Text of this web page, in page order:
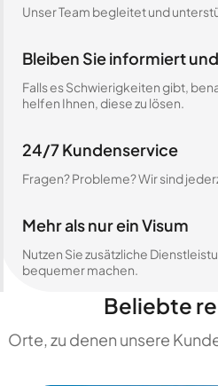
Unser Team begleitet und
Bleiben Sie informiert
Falls es Schwierigkeiten gibt,
helfen Ihnen, diese zu lösen.
24/7 Kundenservice
Fragen? Probleme? Wir sind
Mehr als nur ein Visum
Nutzen Sie zusätzliche
bequemer machen.
Beliebte
Orte, zu denen unsere